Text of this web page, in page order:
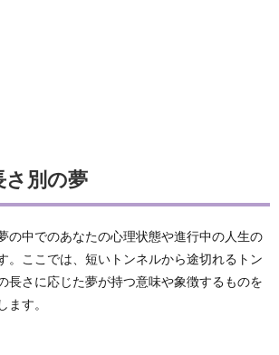
さ別の夢
の中でのあなたの心理状態や進行中の人生の
。ここでは、短いトンネルから途切れるトン
長さに応じた夢が持つ意味や象徴するものを
ます。